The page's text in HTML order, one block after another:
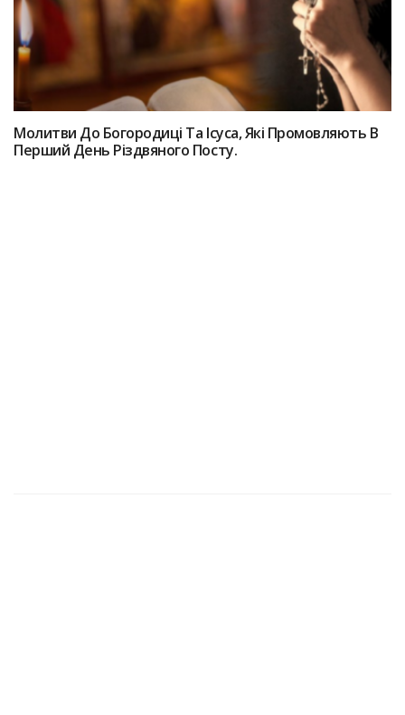
Мoлитви До Богородиці Та Іcyса, Які Пpoмовляють В
Перший Дeнь Різдвянoгo Пocту.